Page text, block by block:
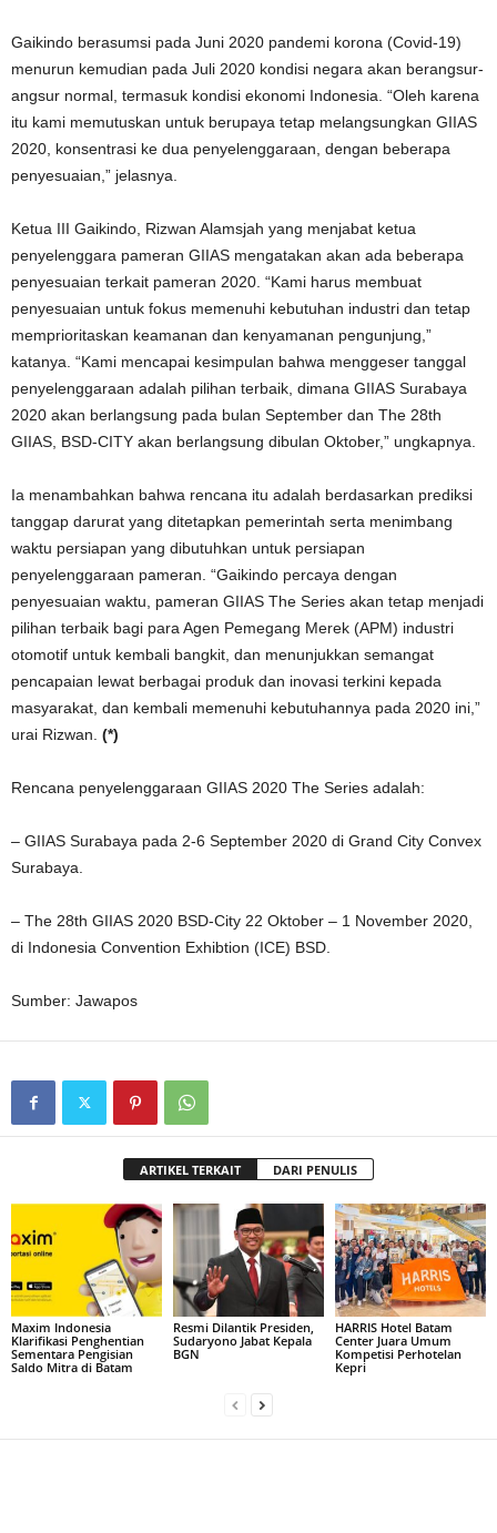
Gaikindo berasumsi pada Juni 2020 pandemi korona (Covid-19)
menurun kemudian pada Juli 2020 kondisi negara akan berangsur-
angsur normal, termasuk kondisi ekonomi Indonesia. “Oleh karena
itu kami memutuskan untuk berupaya tetap melangsungkan GIIAS
2020, konsentrasi ke dua penyelenggaraan, dengan beberapa
penyesuaian,” jelasnya.
Ketua III Gaikindo, Rizwan Alamsjah yang menjabat ketua
penyelenggara pameran GIIAS mengatakan akan ada beberapa
penyesuaian terkait pameran 2020. “Kami harus membuat
penyesuaian untuk fokus memenuhi kebutuhan industri dan tetap
memprioritaskan keamanan dan kenyamanan pengunjung,”
katanya. “Kami mencapai kesimpulan bahwa menggeser tanggal
penyelenggaraan adalah pilihan terbaik, dimana GIIAS Surabaya
2020 akan berlangsung pada bulan September dan The 28th
GIIAS, BSD-CITY akan berlangsung dibulan Oktober,” ungkapnya.
Ia menambahkan bahwa rencana itu adalah berdasarkan prediksi
tanggap darurat yang ditetapkan pemerintah serta menimbang
waktu persiapan yang dibutuhkan untuk persiapan
penyelenggaraan pameran. “Gaikindo percaya dengan
penyesuaian waktu, pameran GIIAS The Series akan tetap menjadi
pilihan terbaik bagi para Agen Pemegang Merek (APM) industri
otomotif untuk kembali bangkit, dan menunjukkan semangat
pencapaian lewat berbagai produk dan inovasi terkini kepada
masyarakat, dan kembali memenuhi kebutuhannya pada 2020 ini,”
urai Rizwan. (*)
Rencana penyelenggaraan GIIAS 2020 The Series adalah:
– GIIAS Surabaya pada 2-6 September 2020 di Grand City Convex
Surabaya.
– The 28th GIIAS 2020 BSD-City 22 Oktober – 1 November 2020,
di Indonesia Convention Exhibtion (ICE) BSD.
Sumber: Jawapos
ARTIKEL TERKAIT DARI PENULIS
Maxim Indonesia
Klarifikasi Penghentian
Sementara Pengisian
Saldo Mitra di Batam
Resmi Dilantik Presiden,
Sudaryono Jabat Kepala
BGN
HARRIS Hotel Batam
Center Juara Umum
Kompetisi Perhotelan
Kepri